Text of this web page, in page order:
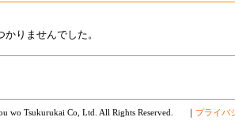
りませんでした。
wo Tsukurukai Co, Ltd. All Rights Reserved. プライバ